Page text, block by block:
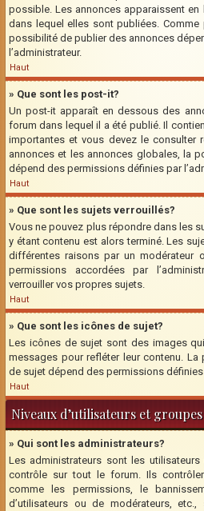
possible. Les annonces apparaissent
dans lequel elles sont publiées.
possibilité de publier des annonces
l’administrateur.
Haut
» Que sont les post-it?
Un post-it apparaît en dessous des
forum dans lequel il a été publié. Il
importantes et vous devez le consulter
annonces et les annonces globales, la
dépend des permissions définies par
Haut
» Que sont les sujets verrouillés?
Vous ne pouvez plus répondre dans les
y étant contenu est alors terminé. Les
différentes raisons par un modérateur
permissions accordées par
verrouiller vos propres sujets.
Haut
» Que sont les icônes de sujet?
Les icônes de sujet sont des images
messages pour refléter leur contenu.
de sujet dépend des permissions définies
Haut
Niveaux d’utilisateurs et groupes
» Qui sont les administrateurs?
Les administrateurs sont les
contrôle sur tout le forum. Ils
comme les permissions, le
d’utilisateurs ou de modérateurs,